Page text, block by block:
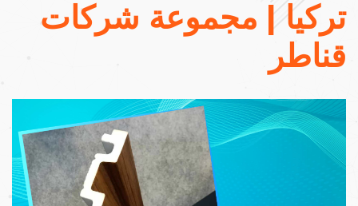
تركيا | مجموعة شركات
قناطر